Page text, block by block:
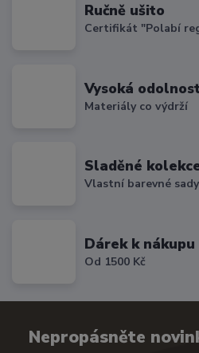
Ručně ušito
Certifikát "Polabí
Vysoká odolnost
Materiály co výdrží
Sladěné
Vlastní barevné sady
Dárek k nákupu
Od 1500 Kč
Nepropásněte